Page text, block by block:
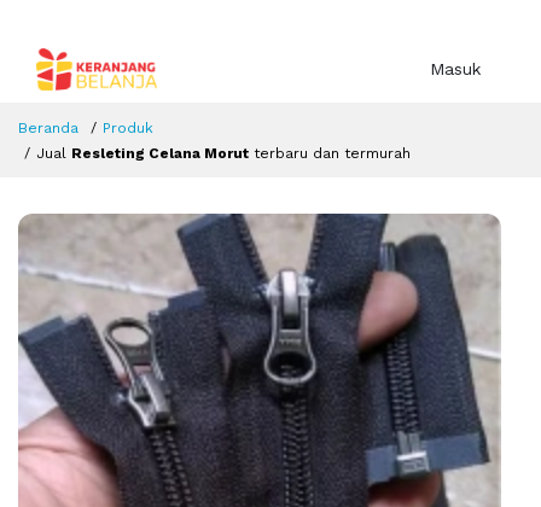
Masuk
Beranda
Produk
Jual Resleting Celana Morut terbaru dan termurah